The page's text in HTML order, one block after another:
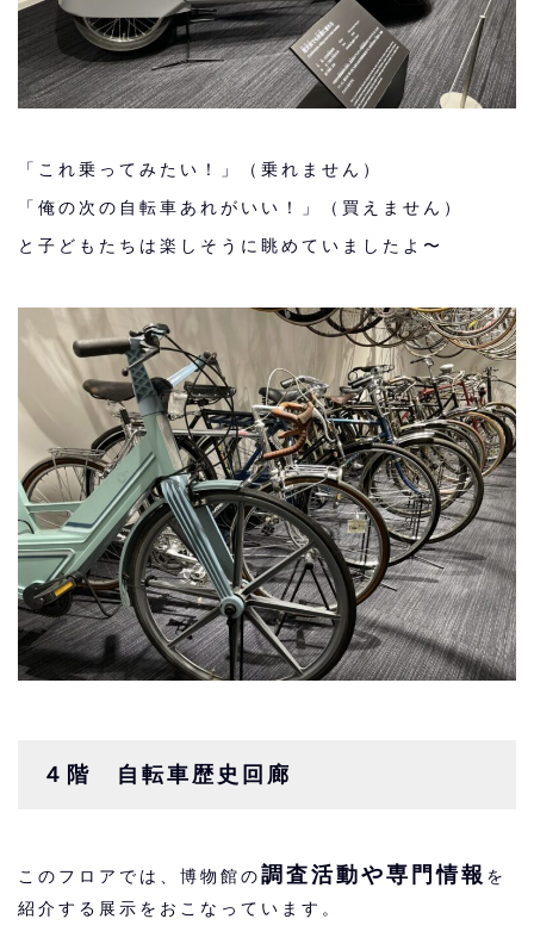
「これ乗ってみたい！」（乗れません）
「俺の次の自転車あれがいい！」（買えません）
と子どもたちは楽しそうに眺めていましたよ〜
４階 自転車歴史回廊
このフロアでは、博物館の調査活動や専門情報 を
紹介する展示をおこなっています。